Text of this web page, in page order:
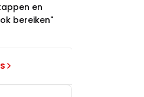
en
bereiken"